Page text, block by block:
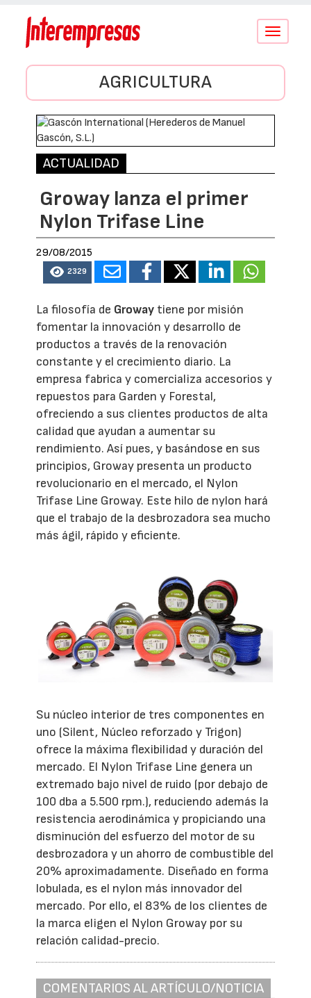
Conmutar
AGRICULTURA
ACTUALIDAD
Groway lanza el primer
Nylon Trifase Line
29/08/2015
2329
La filosofía de Groway tiene por misión
fomentar la innovación y desarrollo de
productos a través de la renovación
constante y el crecimiento diario. La
empresa fabrica y comercializa accesorios y
repuestos para Garden y Forestal,
ofreciendo a sus clientes productos de alta
calidad que ayudan a aumentar su
rendimiento. Así pues, y basándose en sus
principios, Groway presenta un producto
revolucionario en el mercado, el Nylon
Trifase Line Groway. Este hilo de nylon hará
que el trabajo de la desbrozadora sea mucho
más ágil, rápido y eficiente.
Su núcleo interior de tres componentes en
uno (Silent, Núcleo reforzado y Trigon)
ofrece la máxima flexibilidad y duración del
mercado. El Nylon Trifase Line genera un
extremado bajo nivel de ruido (por debajo de
100 dba a 5.500 rpm.), reduciendo además la
resistencia aerodinámica y propiciando una
disminución del esfuerzo del motor de su
desbrozadora y un ahorro de combustible del
20% aproximadamente. Diseñado en forma
lobulada, es el nylon más innovador del
mercado. Por ello, el 83% de los clientes de
la marca eligen el Nylon Groway por su
relación calidad-precio.
COMENTARIOS AL ARTÍCULO/NOTICIA